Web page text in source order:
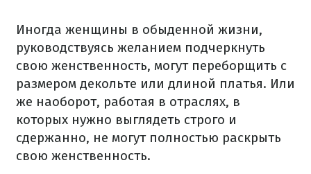
Иногда женщины в обыденной жизни,
руководствуясь желанием подчеркнуть
свою женственность, могут переборщить с
размером декольте или длиной платья. Или
же наоборот, работая в отраслях, в
которых нужно выглядеть строго и
сдержанно, не могут полностью раскрыть
свою женственность.